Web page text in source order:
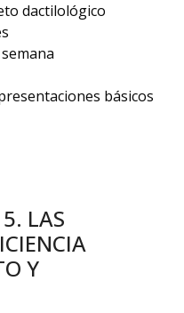
dactilológico
básicos
LAS
Y